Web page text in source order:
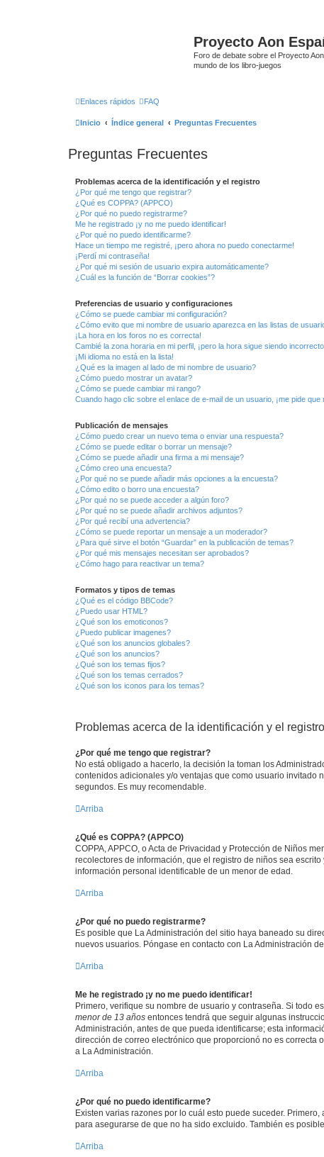
Proyecto Aon
Foro de debate sobre el Proyecto
mundo de los libro-juegos
Enlaces rápidos FAQ
Inicio Índice general Preguntas Frecuentes
Preguntas Frecuentes
Problemas acerca de la identificación y el registro
¿Por qué me tengo que registrar?
¿Qué es COPPA? (APPCO)
¿Por qué no puedo registrarme?
Me he registrado ¡y no me puedo identificar!
¿Por qué no puedo identificarme?
Hace un tiempo me registré, ¡pero ahora no puedo conectarme!
¡Perdí mi contraseña!
¿Por qué mi sesión de usuario expira automáticamente?
¿Cuál es la función de “Borrar cookies”?
Preferencias de usuario y configuraciones
¿Cómo se puede cambiar mi configuración?
¿Cómo evito que mi nombre de usuario aparezca en las listas de
¡La hora en los foros no es correcta!
Cambié la zona horaria en mi perfil, ¡pero la hora sigue siendo
¡Mi idioma no está en la lista!
¿Qué es la imagen al lado de mi nombre de usuario?
¿Cómo puedo mostrar un avatar?
¿Cómo se puede cambiar mi rango?
Cuando hago clic sobre el enlace de e-mail de un usuario, ¡me pide que
Publicación de mensajes
¿Cómo puedo crear un nuevo tema o enviar una respuesta?
¿Cómo se puede editar o borrar un mensaje?
¿Cómo se puede añadir una firma a mi mensaje?
¿Cómo creo una encuesta?
¿Por qué no se puede añadir más opciones a la encuesta?
¿Cómo edito o borro una encuesta?
¿Por qué no se puede acceder a algún foro?
¿Por qué no se puede añadir archivos adjuntos?
¿Por qué recibí una advertencia?
¿Cómo se puede reportar un mensaje a un moderador?
¿Para qué sirve el botón “Guardar” en la publicación de temas?
¿Por qué mis mensajes necesitan ser aprobados?
¿Cómo hago para reactivar un tema?
Formatos y tipos de temas
¿Qué es el código BBCode?
¿Puedo usar HTML?
¿Qué son los emoticonos?
¿Puedo publicar imagenes?
¿Qué son los anuncios globales?
¿Qué son los anuncios?
¿Qué son los temas fijos?
¿Qué son los temas cerrados?
¿Qué son los iconos para los temas?
Problemas acerca de la identificación y el registro
¿Por qué me tengo que registrar?
No está obligado a hacerlo, la decisión la toman los
contenidos adicionales y/o ventajas que como usuario invitado
segundos. Es muy recomendable.
Arriba
¿Qué es COPPA? (APPCO)
COPPA, APPCO, o Acta de Privacidad y Protección de Niños
recolectores de información, que el registro de niños sea
información personal identificable de un menor de edad.
Arriba
¿Por qué no puedo registrarme?
Es posible que La Administración del sitio haya baneado su
nuevos usuarios. Póngase en contacto con La Administración
Arriba
Me he registrado ¡y no me puedo identificar!
Primero, verifique su nombre de usuario y contraseña. Si todo
menor de 13 años entonces tendrá que seguir algunas
Administración, antes de que pueda identificarse; esta
dirección de correo electrónico que proporcionó no es correcta
a La Administración.
Arriba
¿Por qué no puedo identificarme?
Existen varias razones por lo cuál esto puede suceder.
para asegurarse de que no ha sido excluido. También es
Arriba